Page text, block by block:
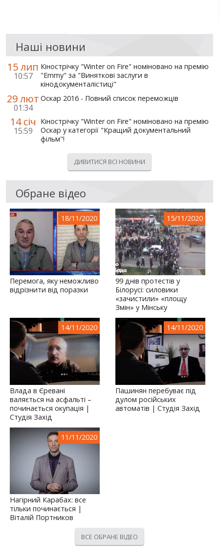
Наші новини
15 лип
10:57
Кінострічку "Winter on Fire" номіновано на премію
"Emmy" за "Виняткові заслуги в
кінодокументалістиці"
29 лют
01:34
Оскар 2016 - Повний список переможців
14 січ
15:59
Кінострічку "Winter on Fire" номіновано на премію
Оскар у категорії "Кращий документальний
фільм"!
ДИВИТИСЯ ВСІ НОВИНИ
Обране відео
18/11/2020
Перемога, яку неможливо
відрізнити від поразки
15/11/2020
99 днів протестів у
Білорусі: силовики
«зачистили» «площу
Змін» у Мінську
14/11/2020
Влада в Єревані
валяється на асфальті –
починається окупація |
Студія Захід
14/11/2020
Пашинян перебуває під
дулом російських
автоматів | Студія Захід
11/11/2020
Нагірний Карабах: все
тільки починається |
Віталій Портников
ВСЕ ОБРАНЕ ВІДЕО